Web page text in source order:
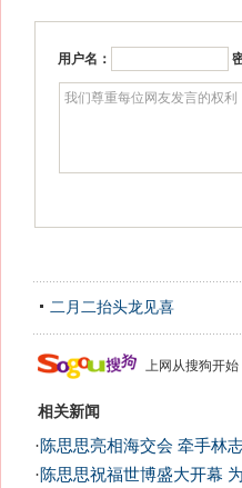
用户名：
二月二抬头龙见喜
上网从搜狗开始
相关新闻
·陈思思亮相海交会 牵手林
·陈思思祝福世博盛大开幕